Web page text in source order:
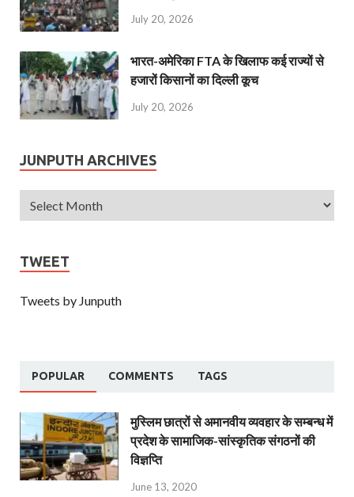
July 20, 2026
भारत-अमेरिका FTA के खिलाफ कई राज्यों से
हजारों किसानों का दिल्ली कूच
July 20, 2026
JUNPUTH ARCHIVES
TWEET
Tweets by Junputh
POPULAR COMMENTS TAGS
मुस्लिम छात्रों से अमानवीय व्यवहार के सम्बन्ध में
प्रदेश के सामाजिक-सांस्कृतिक संगठनों की
विज्ञप्ति
June 13, 2020